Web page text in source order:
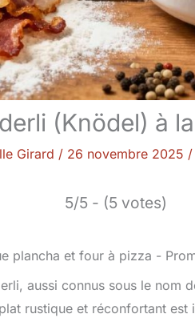
(Knödel) à
Girard / 26 novembre 2025 /
5/5 - (5 votes)
aussi connus sous le nom
rustique et réconfortant